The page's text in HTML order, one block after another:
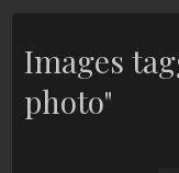
Images
photo"